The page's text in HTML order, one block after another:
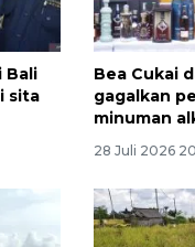
Bali
sita
Bea Cukai
gagalkan
minuman
28 Juli 2026